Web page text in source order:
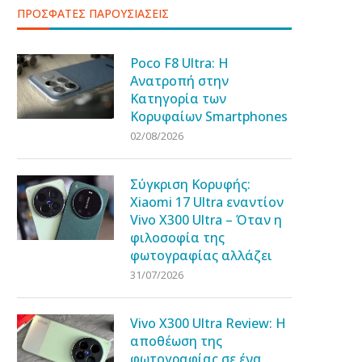
ΠΡΟΣΦΑΤΕΣ ΠΑΡΟΥΣΙΑΣΕΙΣ
Poco F8 Ultra: Η
Ανατροπή στην
Κατηγορία των
Κορυφαίων Smartphones
02/08/2026
Σύγκριση Κορυφής:
Xiaomi 17 Ultra εναντίον
Vivo X300 Ultra – Όταν η
φιλοσοφία της
φωτογραφίας αλλάζει
31/07/2026
Vivo X300 Ultra Review: Η
αποθέωση της